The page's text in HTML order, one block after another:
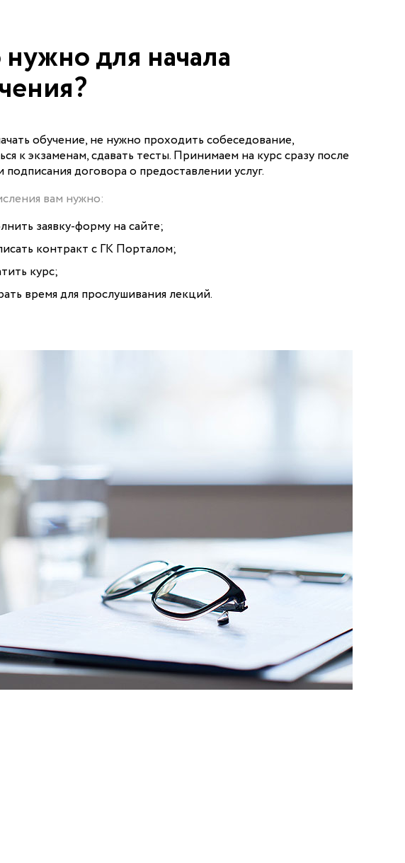
для начала
обучение, не нужно проходить собеседование,
к экзаменам, сдавать тесты. Принимаем на курс сразу после
подписания договора о предоставлении услуг.
вам нужно:
заявку-форму на сайте;
контракт с ГК Порталом;
курс;
время для прослушивания лекций.